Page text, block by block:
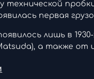
первая
лишь в
а также